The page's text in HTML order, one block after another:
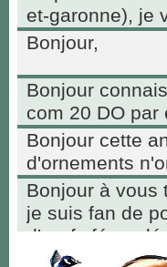
et-garonne), je
Bonjour,
Bonjour
com 20 DO
Bonjour cette
d'ornements
Bonjour à vous
je suis fan de
d'œufs
intéressés par